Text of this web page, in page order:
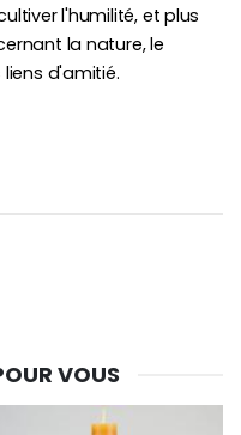
l'humilité, et plus
la nature, le
d'amitié.
VOUS